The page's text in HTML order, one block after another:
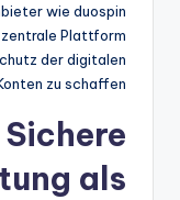
wie duospin
Plattform
der digitalen
zu schaffen.
Sichere
als